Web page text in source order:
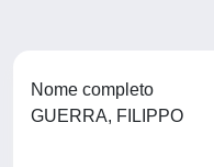
Nome completo
GUERRA, FILIPPO